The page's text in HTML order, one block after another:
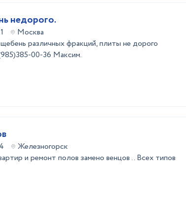
недорого.
Москва
различных фракций, плиты не дорого
00-36 Максим.
Железногорск
и ремонт полов замено венцов .. Всех типов